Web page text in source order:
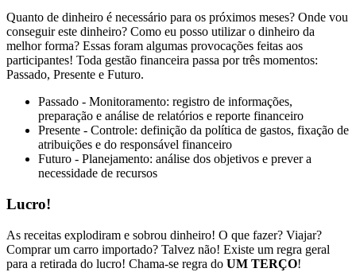
Quanto de dinheiro é necessário para os próximos meses? Onde vou
conseguir este dinheiro? Como eu posso utilizar o dinheiro da
melhor forma? Essas foram algumas provocações feitas aos
participantes! Toda gestão financeira passa por três momentos:
Passado, Presente e Futuro.
Passado - Monitoramento: registro de informações,
preparação e análise de relatórios e reporte financeiro
Presente - Controle: definição da política de gastos, fixação de
atribuições e do responsável financeiro
Futuro - Planejamento: análise dos objetivos e prever a
necessidade de recursos
Lucro!
As receitas explodiram e sobrou dinheiro! O que fazer? Viajar?
Comprar um carro importado? Talvez não! Existe um regra geral
para a retirada do lucro! Chama-se regra do UM TERÇO!